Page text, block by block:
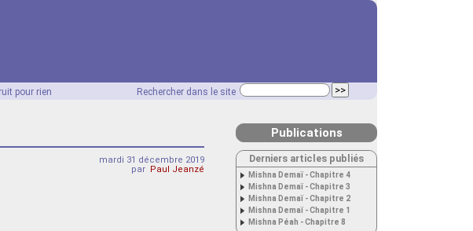
Rechercher dans le site
pour rien
mardi 31 décembre 2019
par Paul Jeanzé
Publications
Derniers articles publiés
Mishna Demaï - Chapitre 4
Mishna Demaï - Chapitre 3
Mishna Demaï - Chapitre 2
Mishna Demaï - Chapitre 1
Mishna Péah - Chapitre 8